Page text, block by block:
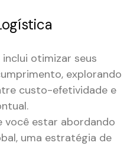
otimizar seus
explorando
custo-efetividade e
você estar abordando
uma estratégia de